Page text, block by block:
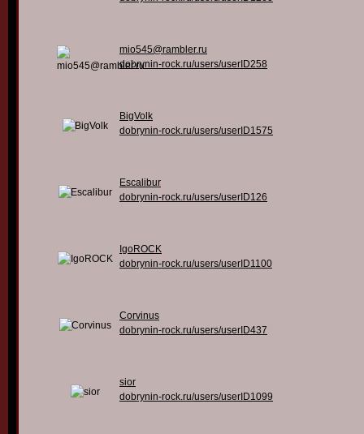
mio545@rambler.ru
dobrynin-rock.ru/users/userID258
BigVolk
dobrynin-rock.ru/users/userID1575
Escalibur
dobrynin-rock.ru/users/userID126
IgoROCK
dobrynin-rock.ru/users/userID1100
Corvinus
dobrynin-rock.ru/users/userID437
sior
dobrynin-rock.ru/users/userID1099